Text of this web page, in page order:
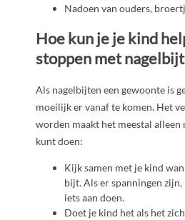
Nadoen van ouders,
Hoe kun je je kind
stoppen met
Als nagelbijten een gewoonte is
moeilijk er vanaf te komen. Het
worden maakt het meestal alleen
kunt doen:
Kijk samen met je kind
bijt. Als er spanningen
iets aan doen.
Doet je kind het als het